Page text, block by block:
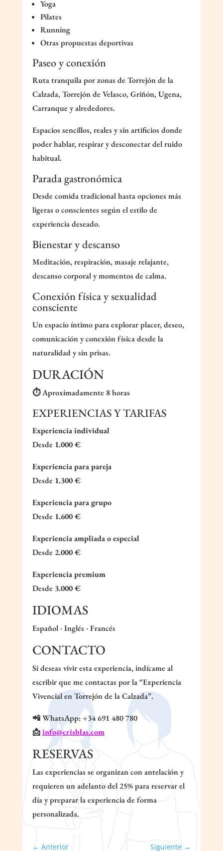
Yoga
Pilates
Running
Otras propuestas deportivas
Paseo y conexión
Ruta tranquila por zonas de Torrejón de la
Calzada, Torrejón de Velasco, Griñón, Ugena,
Carranque y alrededores.
Espacios sencillos, reales y sin artificios donde
poder hablar, respirar y desconectar del ruido
habitual.
Parada gastronómica
Desde comida tradicional hasta opciones más
ligeras o conscientes según el estilo de
experiencia deseado.
Bienestar y descanso
Meditación, respiración, masaje relajante,
descanso corporal y momentos de calma.
Conexión física y sexualidad
consciente
Un espacio íntimo para explorar placer, deseo,
comunicación y conexión física desde la
naturalidad y sin prisas.
DURACIÓN
⏱️ Aproximadamente 8 horas
EXPERIENCIAS Y TARIFAS
Experiencia individual
Desde 1.000 €
Experiencia para pareja
Desde 1.300 €
Experiencia para grupo
Desde 1.600 €
Experiencia ampliada o especial
Desde 2.000 €
Experiencia premium
Desde 3.000 €
IDIOMAS
Español · Inglés · Francés
CONTACTO
Si deseas vivir esta experiencia, indícame al
escribir que me contactas por la “Experiencia
Vivencial en Torrejón de la Calzada”.
📲 WhatsApp: +34 691 480 780
📩info@crisblas.com
RESERVAS
Las experiencias se organizan con antelación y
requieren un adelanto del 25% para reservar el
día y preparar la experiencia de forma
personalizada.
← Anterior Siguiente→